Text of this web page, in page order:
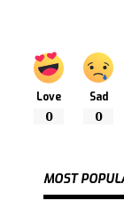
Love
0
Sad
0
MOST